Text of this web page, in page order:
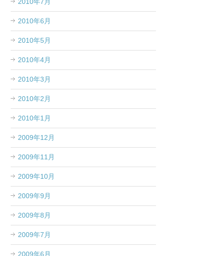
2010年7月
2010年6月
2010年5月
2010年4月
2010年3月
2010年2月
2010年1月
2009年12月
2009年11月
2009年10月
2009年9月
2009年8月
2009年7月
2009年6月